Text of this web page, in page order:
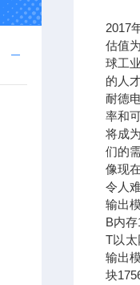
2017
估值
球工
的人
耐德
率和
将成
们的
像现
令人
输出
B内
T以太
输出
块